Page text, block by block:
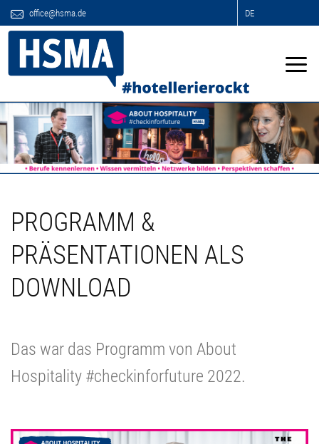
office@hsma.de DE
PROGRAMM &
PRÄSENTATIONEN ALS
DOWNLOAD
Das war das Programm von About
Hospitality #checkinforfuture 2022.